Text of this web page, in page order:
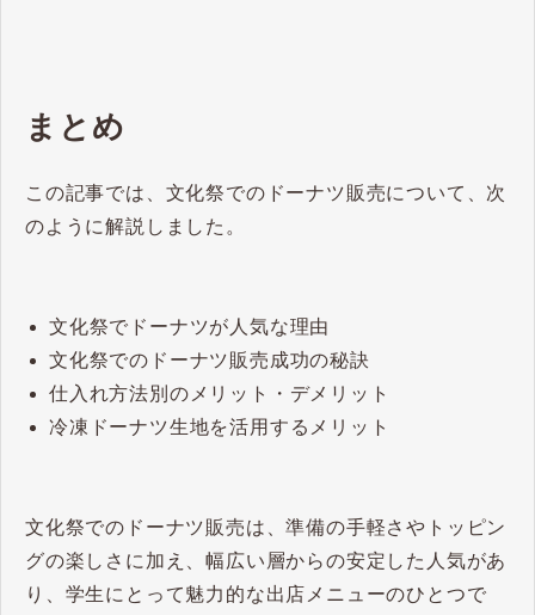
まとめ
この記事では、文化祭でのドーナツ販売について、次
のように解説しました。
文化祭でドーナツが人気な理由
文化祭でのドーナツ販売成功の秘訣
仕入れ方法別のメリット・デメリット
冷凍ドーナツ生地を活用するメリット
文化祭でのドーナツ販売は、準備の手軽さやトッピン
グの楽しさに加え、幅広い層からの安定した人気があ
り、学生にとって魅力的な出店メニューのひとつで